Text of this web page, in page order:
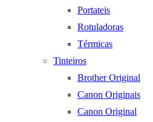
Portateis
Rotuladoras
Térmicas
Tinteiros
Brother Original
Canon Originais
Canon Original